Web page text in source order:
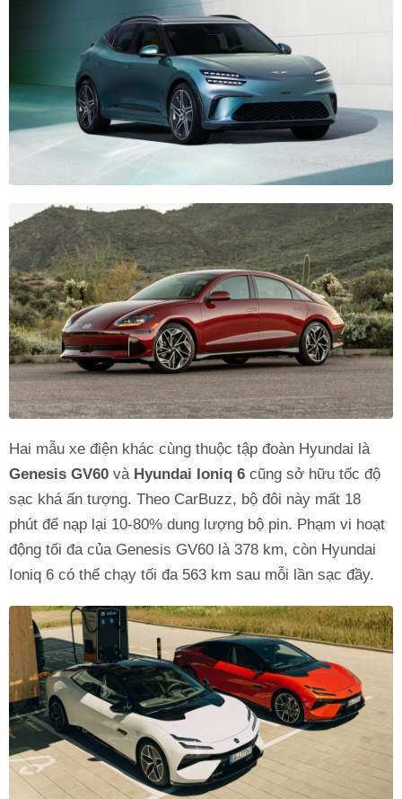
Hai mẫu xe điện khác cùng thuộc tập đoàn Hyundai là
Genesis GV60 và Hyundai Ioniq 6 cũng sở hữu tốc độ
sạc khá ấn tượng. Theo CarBuzz, bộ đôi này mất 18
phút để nạp lại 10-80% dung lượng bộ pin. Phạm vi hoạt
động tối đa của Genesis GV60 là 378 km, còn Hyundai
Ioniq 6 có thể chạy tối đa 563 km sau mỗi lần sạc đầy.